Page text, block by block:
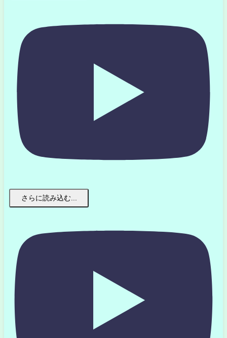
さらに読み込む...